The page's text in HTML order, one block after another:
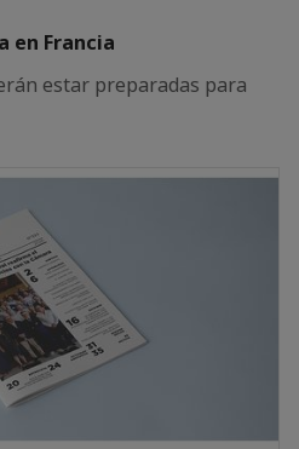
en Francia
estar preparadas para